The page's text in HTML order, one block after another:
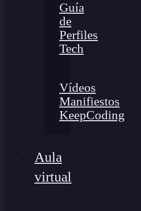
Guía
de
Perfiles
Tech
Vídeos
Manifiestos
KeepCoding
Aula
virtual